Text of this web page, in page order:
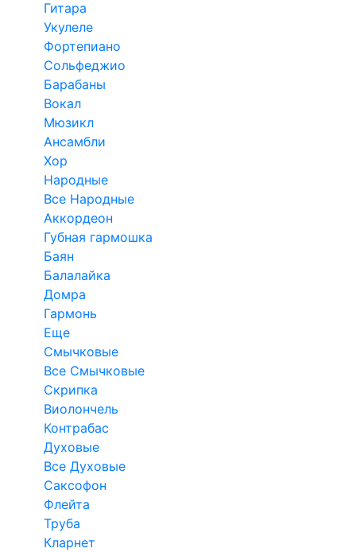
Гитара
Укулеле
Фортепиано
Сольфеджио
Барабаны
Вокал
Мюзикл
Ансамбли
Хор
Народные
Все Народные
Аккордеон
Губная гармошка
Баян
Балалайка
Домра
Гармонь
Еще
Смычковые
Все Смычковые
Скрипка
Виолончель
Контрабас
Духовые
Все Духовые
Саксофон
Флейта
Труба
Кларнет